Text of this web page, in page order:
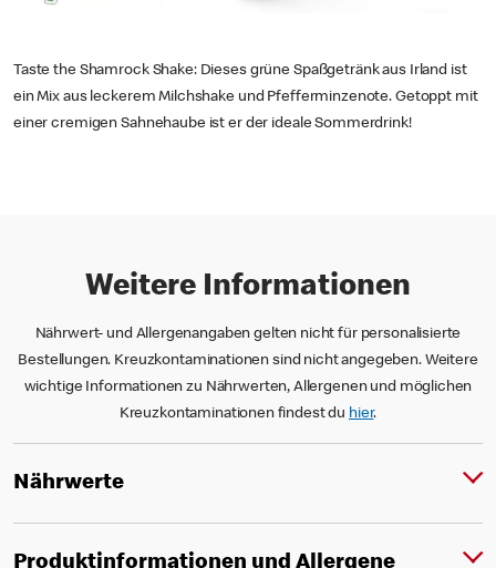
Taste the Shamrock Shake: Dieses grüne Spaßgetränk aus Irland ist
ein Mix aus leckerem Milchshake und Pfefferminzenote. Getoppt mit
einer cremigen Sahnehaube ist er der ideale Sommerdrink!
Weitere Informationen
Nährwert- und Allergenangaben gelten nicht für personalisierte
Bestellungen. Kreuzkontaminationen sind nicht angegeben. Weitere
wichtige Informationen zu Nährwerten, Allergenen und möglichen
Kreuzkontaminationen findest du hier.
Nährwerte
Produktinformationen und Allergene